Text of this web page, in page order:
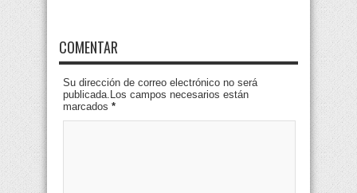
COMENTAR
Su dirección de correo electrónico no será
publicada.Los campos necesarios están
marcados *